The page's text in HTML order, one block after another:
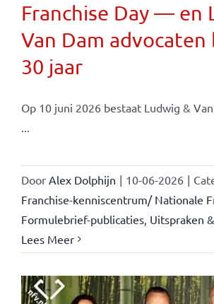
Franchise Day — en
Van Dam advocaten
30 jaar
Op 10 juni 2026 bestaat Ludwig &
...
Door Alex Dolphijn | 10-06-2026 |
Franchise-kenniscentrum/ Nationale
Formulebrief-publicaties, Uitspraken
Lees Meer